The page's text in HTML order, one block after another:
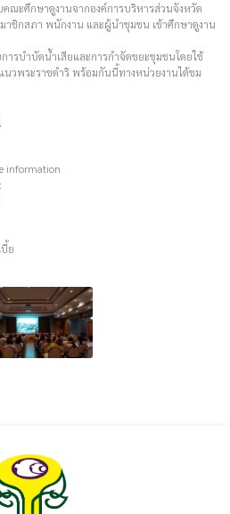
ณะศึกษาดูงานจากองค์การบริหารส่วนจังหวัด
ชิกสภา พนักงาน และผู้นำชุมชน เข้าศึกษาดูงาน
การบำบัดน้ำเสียและการกำจัดขยะชุมชนโดยใช้
วพระราชดำริ พร้อมกันนี้ทางหน่วยงานได้ชม
information
ย